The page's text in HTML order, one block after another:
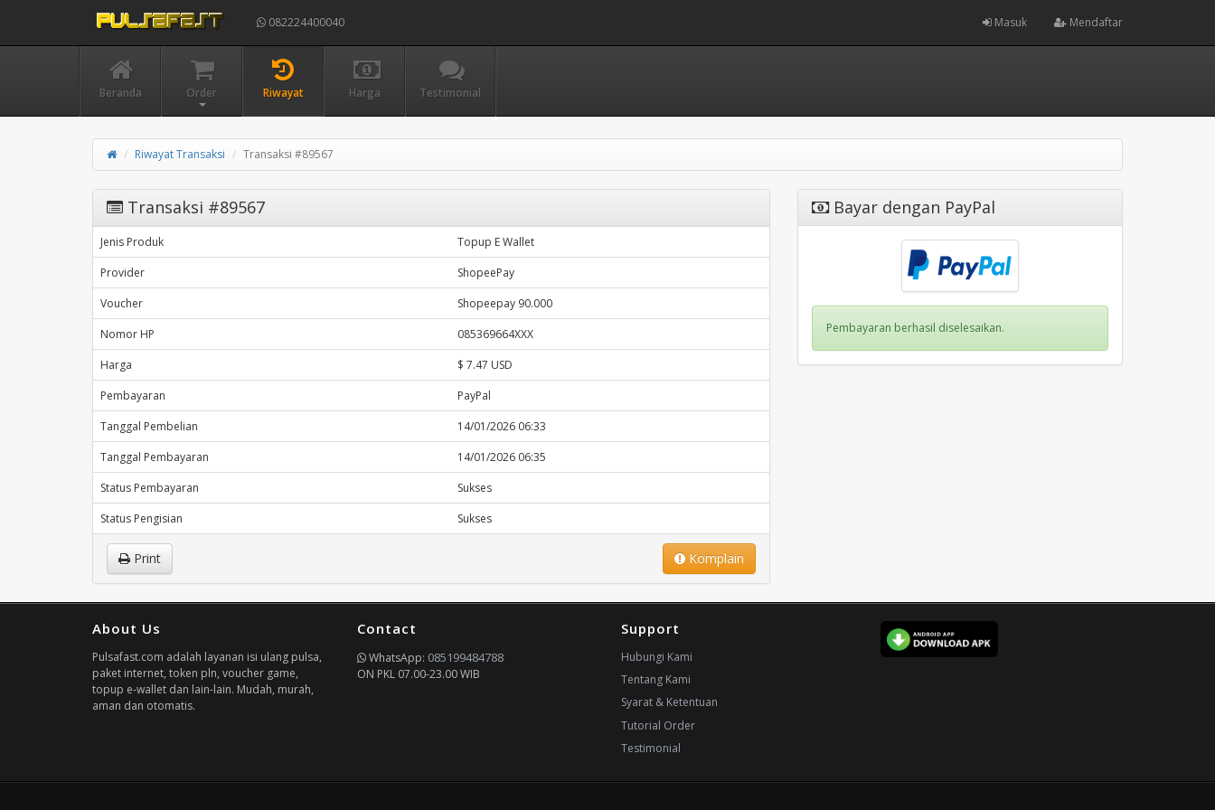
082224400040 Masuk Mendaftar
Beranda Order Riwayat Harga Testimonial
Riwayat Transaksi Transaksi #89567
Transaksi #89567
Jenis Produk
Topup E Wallet
Provider
ShopeePay
Voucher
Shopeepay 90.000
Nomor HP
085369664XXX
Harga
$ 7.47 USD
Pembayaran
PayPal
Tanggal Pembelian
14/01/2026 06:33
Tanggal Pembayaran
14/01/2026 06:35
Status Pembayaran
Sukses
Status Pengisian
Sukses
Komplain
Print
Bayar dengan PayPal
Pembayaran berhasil diselesaikan.
About Us
Pulsafast.com adalah layanan isi ulang pulsa,
paket internet, token pln, voucher game,
topup e-wallet dan lain-lain. Mudah, murah,
aman dan otomatis.
Contact
WhatsApp: 085199484788
ON PKL 07.00-23.00 WIB
Support
Hubungi Kami
Tentang Kami
Syarat & Ketentuan
Tutorial Order
Testimonial